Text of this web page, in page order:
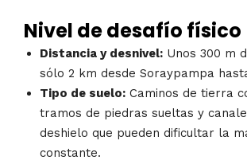
Nivel de desafío físico
Distancia y desnivel: Unos 300 m
sólo 2 km desde Soraypampa
Tipo de suelo: Caminos de tierra
tramos de piedras sueltas y
deshielo que pueden dificultar la
constante.